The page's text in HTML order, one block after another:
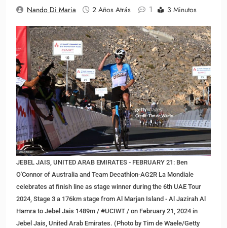
Nando Di Maria 2 Años Atrás 1 3 Minutos
JEBEL JAIS, UNITED ARAB EMIRATES - FEBRUARY 21: Ben
O'Connor of Australia and Team Decathlon-AG2R La Mondiale
celebrates at finish line as stage winner during the 6th UAE Tour
2024, Stage 3 a 176km stage from Al Marjan Island - Al Jazirah Al
Hamra to Jebel Jais 1489m / #UCIWT / on February 21, 2024 in
Jebel Jais, United Arab Emirates. (Photo by Tim de Waele/Getty